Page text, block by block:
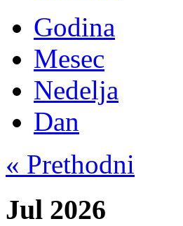
Godina
Mesec
Nedelja
Dan
« Prethodni
Jul 2026